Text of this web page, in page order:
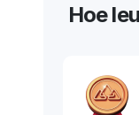
Hoe